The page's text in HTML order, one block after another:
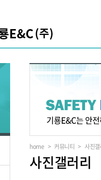
사진갤러리
home > 커뮤니티 > 사진